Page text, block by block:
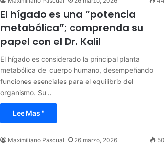
El hígado es una “potencia
metabólica”; comprenda su
papel con el Dr. Kalil
El hígado es considerado la principal planta
metabólica del cuerpo humano, desempeñando
funciones esenciales para el equilibrio del
organismo. Su…
Lee Mas "
Maximiliano Pascual 26 marzo, 2026 50